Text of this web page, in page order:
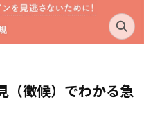
徴候）でわかる急